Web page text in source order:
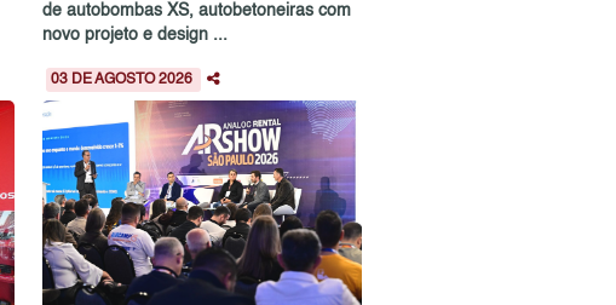
de autobombas XS, autobetoneiras com
novo projeto e design ...
03 DE AGOSTO 2026